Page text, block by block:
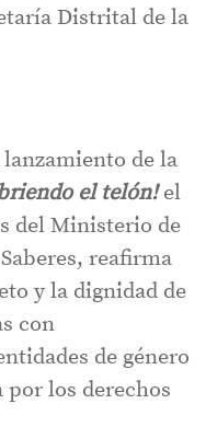
Distrital de la
de la
el telón! el
del Ministerio de
reafirma
y la dignidad de
con
de género
por los derechos